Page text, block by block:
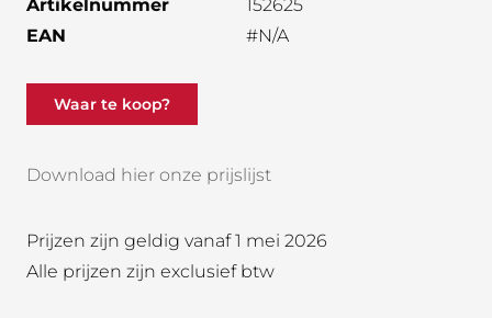
Artikelnummer
152625
EAN
#N/A
Waar te koop?
Download hier onze prijslijst
Prijzen zijn geldig vanaf 1 mei 2026
Alle prijzen zijn exclusief btw